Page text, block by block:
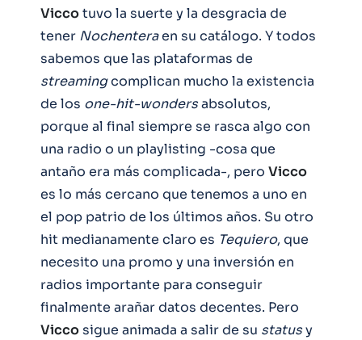
Viccotuvo la suerte y la desgracia de
tener Nochenteraen su catálogo. Y todos
sabemos que las plataformas de
streamingcomplican mucho la existencia
de los one-hit-wondersabsolutos,
porque al final siempre se rasca algo con
una radio o un playlisting -cosa que
antaño era más complicada-, pero Vicco
es lo más cercano que tenemos a uno en
el pop patrio de los últimos años. Su otro
hit medianamente claro es Tequiero, que
necesito una promo y una inversión en
radios importante para conseguir
finalmente arañar datos decentes. Pero
Viccosigue animada a salir de su statusy